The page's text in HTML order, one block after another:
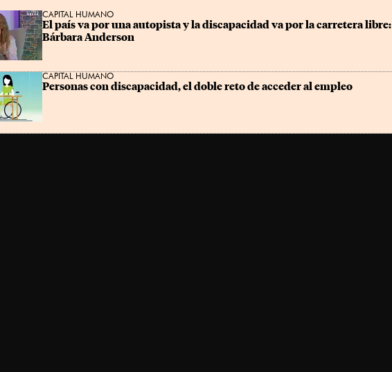
CAPITAL HUMANO
El país va por una autopista y la discapacidad va por la carretera libre:
Bárbara Anderson
CAPITAL HUMANO
Personas con discapacidad, el doble reto de acceder al empleo